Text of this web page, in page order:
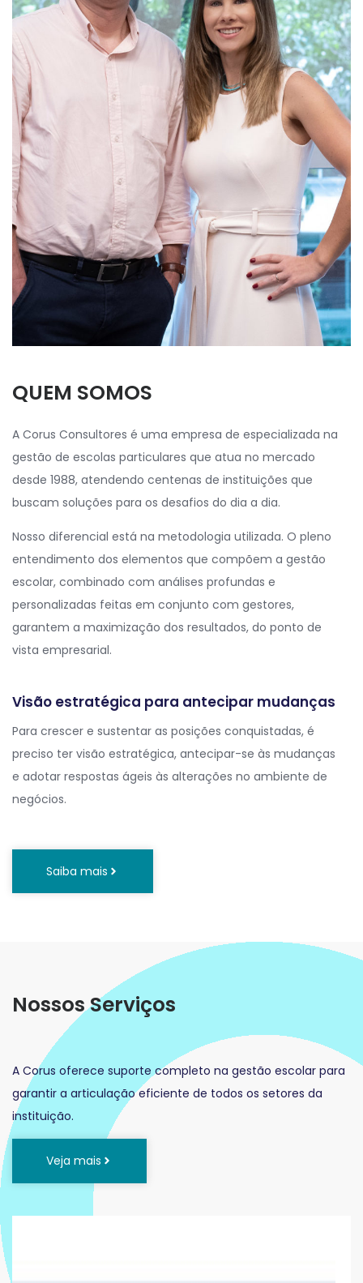
QUEM SOMOS
A Corus Consultores é uma empresa de especializada na
gestão de escolas particulares que atua no mercado
desde 1988, atendendo centenas de instituições que
buscam soluções para os desafios do dia a dia.
Nosso diferencial está na metodologia utilizada. O pleno
entendimento dos elementos que compõem a gestão
escolar, combinado com análises profundas e
personalizadas feitas em conjunto com gestores,
garantem a maximização dos resultados, do ponto de
vista empresarial.
Visão estratégica para antecipar mudanças
Para crescer e sustentar as posições conquistadas, é
preciso ter visão estratégica, antecipar-se às mudanças
e adotar respostas ágeis às alterações no ambiente de
negócios.
Saiba mais
Nossos Serviços
A Corus oferece suporte completo na gestão escolar para
garantir a articulação eficiente de todos os setores da
instituição.
Veja mais